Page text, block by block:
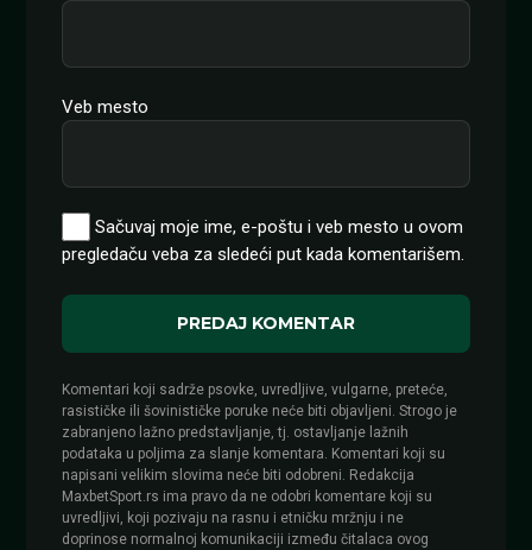
Veb mesto
Sačuvaj moje ime, e-poštu i veb mesto u ovom
pregledaču veba za sledeći put kada komentarišem.
Komentari koji sadrže psovke, uvredljive, vulgarne, preteće,
rasističke ili šovinističke poruke neće biti objavljeni. Strogo je
zabranjeno lažno predstavljanje, tj. ostavljanje lažnih
podataka u poljima za slanje komentara. Komentari koji su
napisani velikim slovima neće biti odobreni. Redakcija
MaxbetSport.rs ima pravo da ne odobri komentare koji su
uvredljivi, koji pozivaju na rasnu i etničku mržnju i ne
doprinose normalnoj komunikaciji između čitalaca ovog